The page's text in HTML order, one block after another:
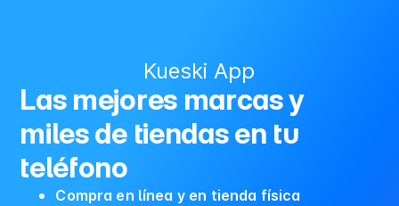
Kueski App
Las mejores marcas y
miles de tiendas en tu
teléfono
Compra en línea y en tienda física